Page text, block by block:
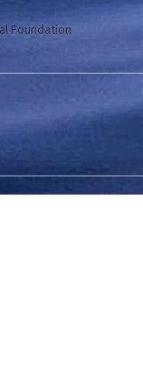
Foundation